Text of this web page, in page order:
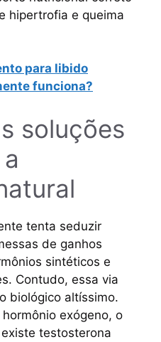
hipertrofia e queima
para libido
funciona?
soluções
tenta seduzir
de ganhos
sintéticos e
Contudo, essa via
biológico altíssimo.
exógeno, o
testosterona